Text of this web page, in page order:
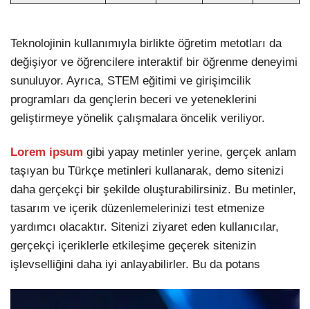
Teknolojinin kullanımıyla birlikte öğretim metotları da
değişiyor ve öğrencilere interaktif bir öğrenme deneyimi
sunuluyor. Ayrıca, STEM eğitimi ve girişimcilik
programları da gençlerin beceri ve yeteneklerini
geliştirmeye yönelik çalışmalara öncelik veriliyor.
Lorem ipsum gibi yapay metinler yerine, gerçek anlam
taşıyan bu Türkçe metinleri kullanarak, demo sitenizi
daha gerçekçi bir şekilde oluşturabilirsiniz. Bu metinler,
tasarım ve içerik düzenlemelerinizi test etmenize
yardımcı olacaktır. Sitenizi ziyaret eden kullanıcılar,
gerçekçi içeriklerle etkileşime geçerek sitenizin
işlevselliğini daha iyi anlayabilirler. Bu da potans